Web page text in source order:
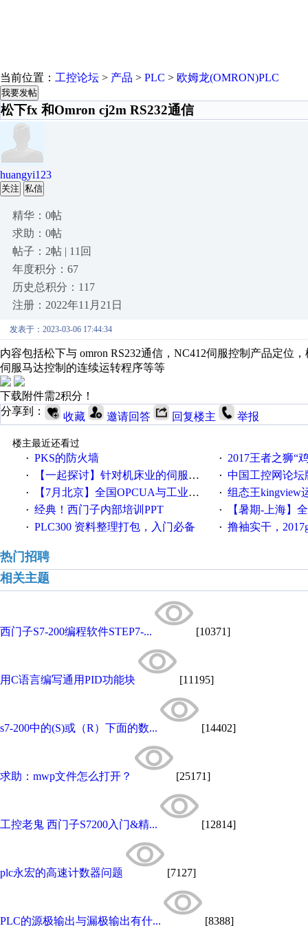
当前位置： 工控论坛 > 产品 > PLC > 欧姆龙(OMRON)PLC
我要发帖
松下fx 和Omron cj2m RS232通信
huangyi123
关注 私信
精华：0帖
求助：0帖
帖子：2帖 | 11回
年度积分：67
历史总积分：117
注册：2022年11月21日
发表于：2023-03-06 17:44:34
内容包括松下与 omron RS232通信，NC412伺服控制产品定位
伺服马达控制的连续运转程序等等
下载附件需2积分！
分享到：
收藏 邀请回答 回复楼主 举报
楼主最近还看过
· PKS的防火墙 · 2017王者之狮“鸡”情签到
· 【一起探讨】针对机床业的伺服系统发展，您的期望是什么？ · 中国工控网论坛版
· 【7月北京】全国OPCUA与工业互联技术培训班通知！ · 组态王kingview
· 经典！西门子内部培训PPT · 【暑期-上海】全国工业
· PLC300 资料整理打包，入门必备 · 撸袖实干，2017gongkong®第
热门招聘
相关主题
西门子S7-200编程软件STEP7-... [10371]
用C语言编写通用PID功能块 [11195]
s7-200中的(S)或（R）下面的数... [14402]
求助：mwp文件怎么打开？ [25171]
工控老鬼 西门子S7200入门&精... [12814]
plc永宏的高速计数器问题 [7127]
PLC的源极输出与漏极输出有什... [8388]